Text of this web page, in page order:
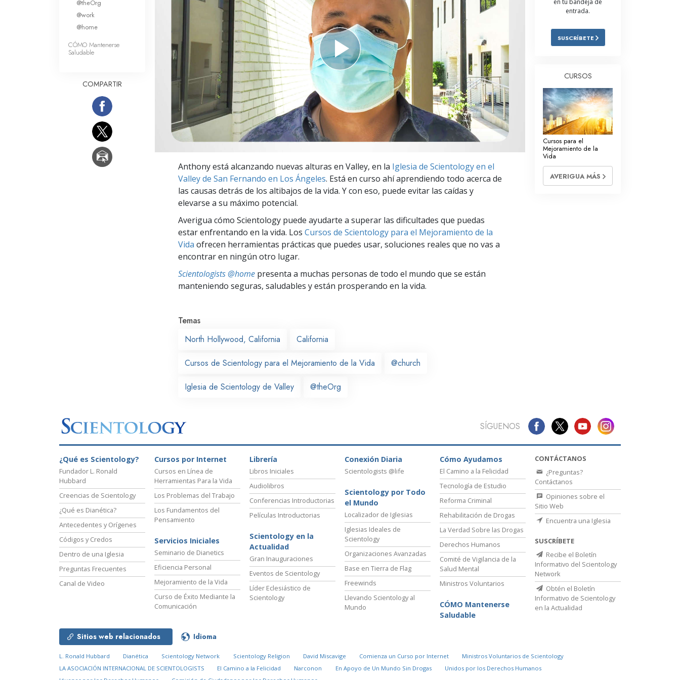
Amor y Odio: ¿Qué es Grandeza?
Respuestas a las Drogas
Herramientas para el Entorno Laboral
La Ética y las
Condiciones
La Causa de la Supresión
Investigaciones
Los Fundamentos de la Organización
Los Fundamentos de las Relaciones
Objetivos y Metas
Anthony está alcanzando nuevas alturas en Valley, en la Iglesia de Scientology en el
Valley de San Fernando en Los Ángeles. Está en curso ahí aprendiendo todo acerca de
las causas detrás de los altibajos de la vida. Y con eso, puede evitar las caídas y
elevarse a su máximo potencial.
Averigua cómo Scientology puede ayudarte a superar las dificultades que puedas
estar enfrentando en la vida. Los Cursos de Scientology para el Mejoramiento de la
Vida ofrecen herramientas prácticas que puedes usar, soluciones reales que no vas a
encontrar en ningún otro lugar.
Scientologists @home presenta a muchas personas de todo el mundo que se están
manteniendo seguras, saludables y están prosperando en la vida.
Temas
North Hollywood, California
California
Cursos de Scientology para el Mejoramiento de la Vida @church
Iglesia de Scientology de Valley @theOrg
@theOrg
@work
@home
CÓMO Mantenerse
Saludable
COMPARTIR
en tu bandeja de
entrada.
SUSCRÍBETE
CURSOS
Cursos para el
Mejoramiento de la
Vida
AVERIGUA MÁS
SÍGUENOS
¿Qué es Scientology?
Fundador L. Ronald
Hubbard
Creencias de Scientology
¿Qué es Dianética?
Antecedentes y Orígenes
Códigos y Credos
Dentro de una Iglesia
Preguntas Frecuentes
Canal de Video
Cursos por Internet
Cursos en Línea de
Herramientas Para la Vida
Los Problemas del Trabajo
Los Fundamentos del
Pensamiento
Servicios Iniciales
Seminario de Dianetics
Eficiencia Personal
Mejoramiento de la Vida
Curso de Éxito Mediante la
Comunicación
Librería
Libros Iniciales
Audiolibros
Conferencias Introductorias
Películas Introductorias
Scientology en la
Actualidad
Gran Inauguraciones
Eventos de Scientology
Líder Eclesiástico de
Scientology
Conexión Diaria
Scientologists @life
Scientology por Todo
el Mundo
Localizador de Iglesias
Iglesias Ideales de
Scientology
Organizaciones Avanzadas
Base en Tierra de Flag
Freewinds
Llevando Scientology al
Mundo
Cómo Ayudamos
El Camino a la Felicidad
Tecnología de Estudio
Reforma Criminal
Rehabilitación de Drogas
La Verdad Sobre las Drogas
Derechos Humanos
Comité de Vigilancia de la
Salud Mental
Ministros Voluntarios
CÓMO Mantenerse
Saludable
CONTÁCTANOS
¿Preguntas?
Contáctanos
Opiniones sobre el
Sitio Web
Encuentra una Iglesia
SUSCRÍBETE
Recibe el Boletín
Informativo del Scientology
Network
Obtén el Boletín
Informativo de Scientology
en la Actualidad
Sitios web relacionados Idioma
L. Ronald Hubbard Dianética Scientology Network Scientology Religion David Miscavige Comienza un Curso por Internet
Ministros Voluntarios de Scientology
LA ASOCIACIÓN INTERNACIONAL DE SCIENTOLOGISTS
El Camino a la Felicidad Narconon En Apoyo de Un Mundo Sin Drogas
Unidos por los Derechos Humanos